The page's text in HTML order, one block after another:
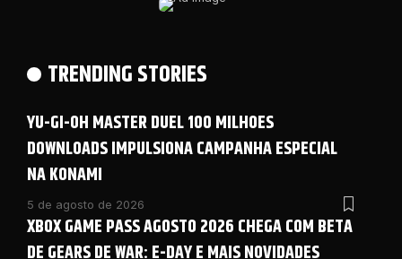
TRENDING STORIES
YU-GI-OH MASTER DUEL 100 MILHOES
DOWNLOADS IMPULSIONA CAMPANHA ESPECIAL
NA KONAMI
5 de agosto de 2026
XBOX GAME PASS AGOSTO 2026 CHEGA COM BETA
DE GEARS DE WAR: E-DAY E MAIS NOVIDADES